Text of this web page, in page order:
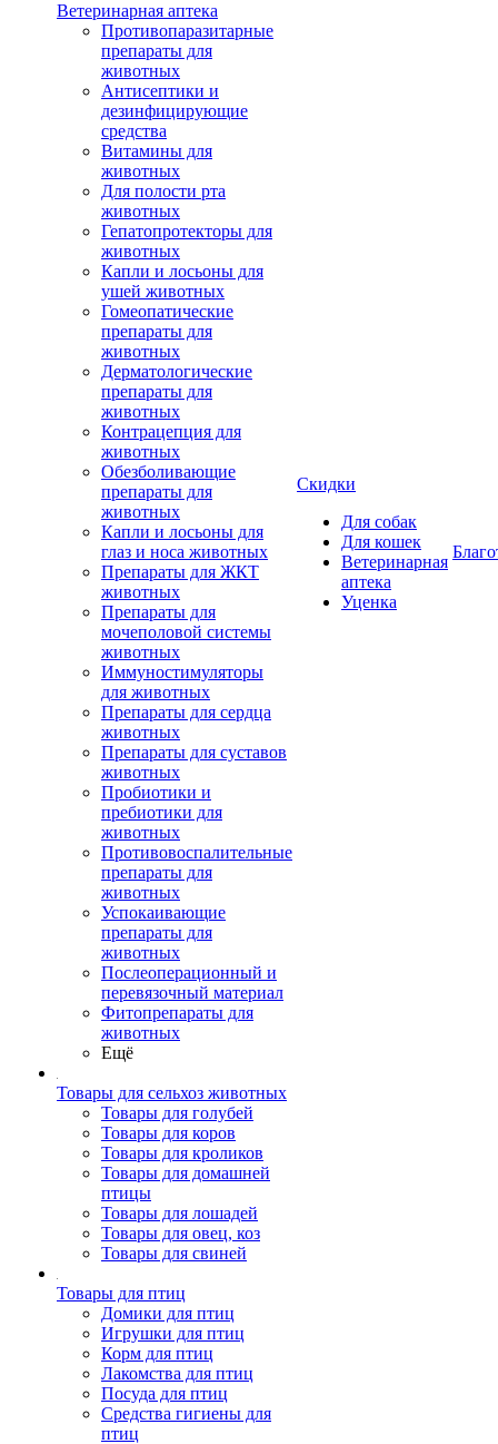
Ветеринарная аптека
Противопаразитарные
препараты для
животных
Антисептики и
дезинфицирующие
средства
Витамины для
животных
Для полости рта
животных
Гепатопротекторы для
животных
Капли и лосьоны для
ушей животных
Гомеопатические
препараты для
животных
Дерматологические
препараты для
животных
Контрацепция для
животных
Обезболивающие
препараты для
животных
Капли и лосьоны для
глаз и носа животных
Препараты для ЖКТ
животных
Препараты для
мочеполовой системы
животных
Иммуностимуляторы
для животных
Препараты для сердца
животных
Препараты для суставов
животных
Пробиотики и
пребиотики для
животных
Противовоспалительные
препараты для
животных
Успокаивающие
препараты для
животных
Послеоперационный и
перевязочный материал
Фитопрепараты для
животных
Ещё
Товары для сельхоз животных
Товары для голубей
Товары для коров
Товары для кроликов
Товары для домашней
птицы
Товары для лошадей
Товары для овец, коз
Товары для свиней
Товары для птиц
Домики для птиц
Игрушки для птиц
Корм для птиц
Лакомства для птиц
Посуда для птиц
Средства гигиены для
птиц
Скидки
Для собак
Для кошек
Ветеринарная
аптека
Уценка